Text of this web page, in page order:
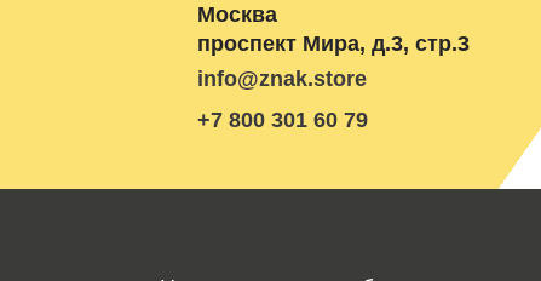
Москва
проспект Мира, д.3, стр.3
info@znak.store
+7 800 301 60 79